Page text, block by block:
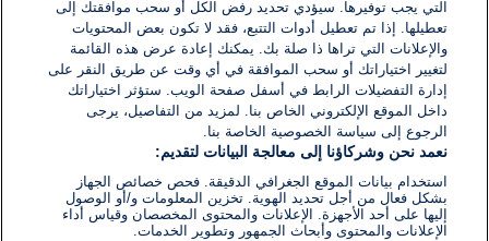
التي يجب توفيرها. سيؤدي تحديد رفض الكل أو سحب موافقتك إلى
تعطيلها. إذا تم تعطيل أدوات التتبع، فقد لا تكون بعض المحتويات
والإعلانات التي تراها ذا صلة بك. يمكنك إعادة عرض هذه القائمة
لتغيير اختياراتك أو سحب الموافقة في أي وقت عن طريق النقر على
إدارة التفضيلات الرابط في أسفل صفحة الويب. ستؤثر اختياراتك
داخل الموقع الإلكتروني الخاص بنا. لمزيد من التفاصيل، يرجى
الرجوع إلى سياسة الخصوصية الخاصة بنا.
نعمد نحن وشركاؤنا إلى معالجة البيانات لتقديم:
استخدام بيانات الموقع الجغرافي الدقيقة. فحص خصائص الجهاز
بشكل فعال من أجل تحديد الهوية. تخزين المعلومات و/أو الوصول
إليها على أحد الأجهزة. الإعلانات والمحتوى المخصصان وقياس أداء
الإعلانات والمحتوى وأبحاث الجمهور وتطوير الخدمات.